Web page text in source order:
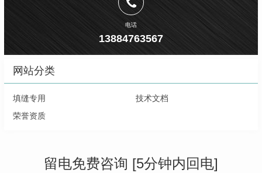
电话
13884763567
网站分类
填缝专用
技术文档
荣誉资质
留电免费咨询 [5分钟内回电]